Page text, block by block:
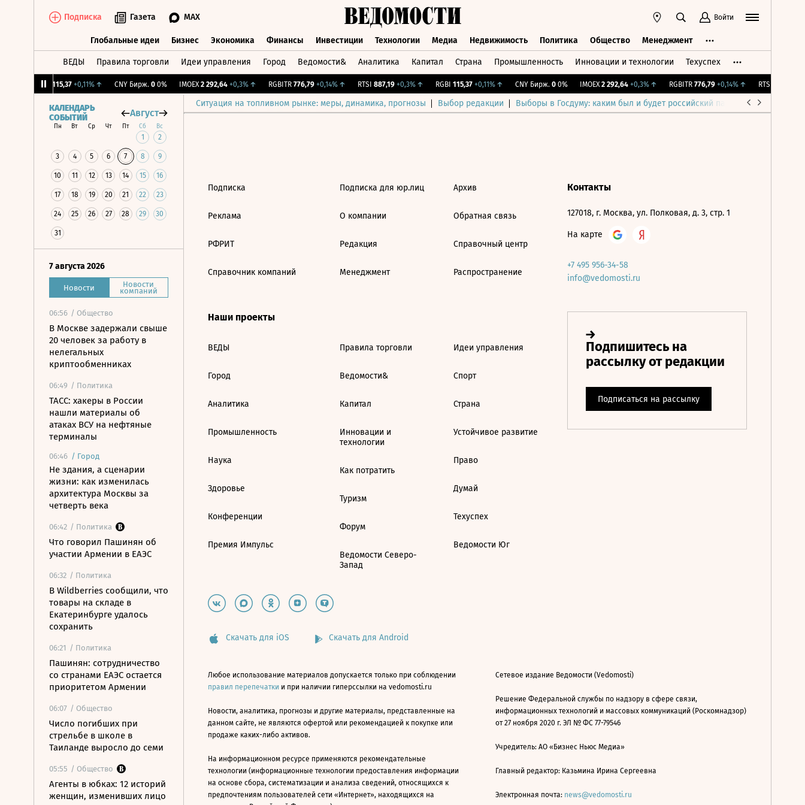
Подписка Газета MAX Войти
Глобальные идеи Бизнес Экономика Финансы Инвестиции Технологии Медиа Недвижимость Политика Общество Менеджмент
ВЕДЫ Правила торговли Идеи управления Город Ведомости& Аналитика Капитал Страна Промышленность Инновации и технологии Техуспех
115,37 +0,11%↑ CNY Бирж. 0 0% IMOEX 2 292,64 +0,3%↑ RGBITR 776,79 +0,14%↑ RTSI 887,19 +0,3%↑ RGBI 115,37 +0,11%↑ CNY Бирж. 0 0% IMOEX 2 292,64 +0,3%↑ RGBITR 776,79 +0,14%↑ RTSI 887,19
Ситуация на топливном рынке: меры, динамика, прогнозы Выбор редакции Выборы в Госдуму: каким был и будет российский парламент
КАЛЕНДАРЬ
СОБЫТИЙ
Август
Пн Вт Ср Чт Пт Сб Вс
1 2
3 4 5 6 7 8 9
10 11 12 13 14 15 16
17 18 19 20 21 22 23
24 25 26 27 28 29 30
31
7 августа 2026
Новости Новости
компаний
06:56 / Общество
В Москве задержали свыше
20 человек за работу в
нелегальных
криптообменниках
06:49 / Политика
ТАСС: хакеры в России
нашли материалы об
атаках ВСУ на нефтяные
терминалы
06:46 / Город
Не здания, а сценарии
жизни: как изменилась
архитектура Москвы за
четверть века
06:42 / Политика
Что говорил Пашинян об
участии Армении в ЕАЭС
06:32 / Политика
В Wildberries сообщили, что
товары на складе в
Екатеринбурге удалось
сохранить
06:21 / Политика
Пашинян: сотрудничество
со странами ЕАЭС остается
приоритетом Армении
06:07 / Общество
Число погибших при
стрельбе в школе в
Таиланде выросло до семи
05:55 / Общество
Агенты в юбках: 12 историй
женщин, изменивших лицо
Подписка
Реклама
РФРИТ
Справочник компаний
Подписка для юр.лиц
О компании
Редакция
Менеджмент
Архив
Обратная связь
Справочный центр
Распространение
Наши проекты
ВЕДЫ
Город
Аналитика
Промышленность
Наука
Здоровье
Конференции
Премия Импульс
Правила торговли
Ведомости&
Капитал
Инновации и
технологии
Как потратить
Туризм
Форум
Ведомости Северо-
Запад
Идеи управления
Спорт
Страна
Устойчивое развитие
Право
Думай
Техуспех
Ведомости Юг
Контакты
127018, г. Москва, ул. Полковая, д. 3, стр. 1
На карте
+7 495 956-34-58
info@vedomosti.ru
Скачать для iOS Скачать для Android
Любое использование материалов допускается только при соблюдении
правил перепечатки и при наличии гиперссылки на vedomosti.ru
Новости, аналитика, прогнозы и другие материалы, представленные на
данном сайте, не являются офертой или рекомендацией к покупке или
продаже каких-либо активов.
На информационном ресурсе применяются рекомендательные
технологии (информационные технологии предоставления информации
на основе сбора, систематизации и анализа сведений, относящихся к
предпочтениям пользователей сети «Интернет», находящихся на
Сетевое издание Ведомости (Vedomosti)
Решение Федеральной службы по надзору в сфере связи,
информационных технологий и массовых коммуникаций (Роскомнадзор)
от 27 ноября 2020 г. ЭЛ № ФС 77-79546
Учредитель: АО «Бизнес Ньюс Медиа»
Главный редактор: Казьмина Ирина Сергеевна
Электронная почта: news@vedomosti.ru